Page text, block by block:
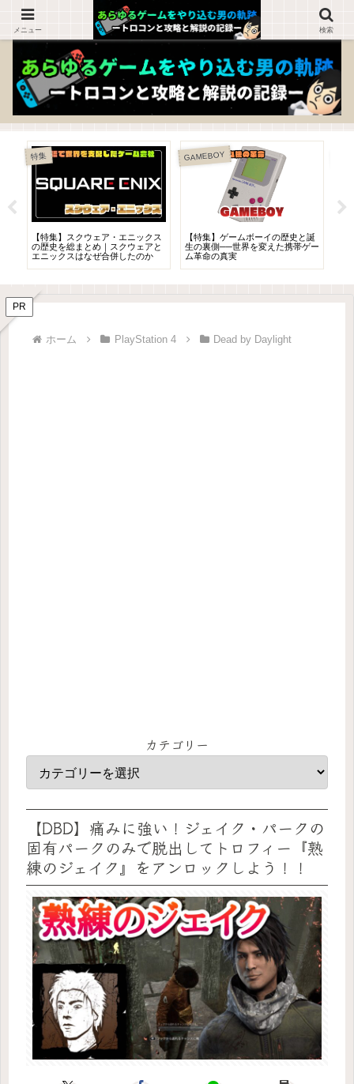
ゲームを知らない人でも楽しめるブログ！
特集
【特集】スクウェア・エニックス
の歴史を総まとめ｜スクウェアと
エニックスはなぜ合併したのか
GAMEBOY
【特集】ゲームボーイの歴史と誕
生の裏側──世界を変えた携帯ゲー
ム革命の真実
PR
ホーム PlayStation 4 Dead by Daylight
カテゴリー
【DBD】痛みに強い！ジェイク・パークの
固有パークのみで脱出してトロフィー『熟
練のジェイク』をアンロックしよう！！
メニュー 検索